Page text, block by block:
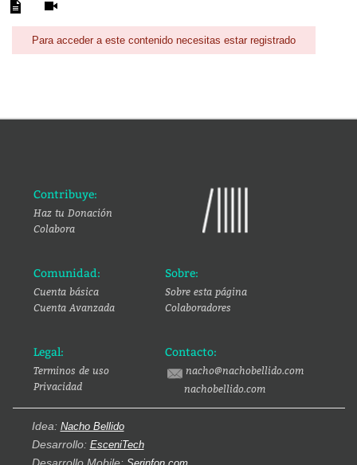
Para acceder a este contenido necesitas estar registrado
Contribuye:
Haz tu Donación
Colabora
Comunidad:
Cuenta básica
Cuenta Avanzada
Sobre:
Sobre esta página
Colaboradores
Legal:
Terminos de uso
Privacidad
Contacto:
nacho@nachobellido.com
nachobellido.com
Idea: Nacho Bellido
Desarrollo: EsceniTech
Desarrollo Mobile: